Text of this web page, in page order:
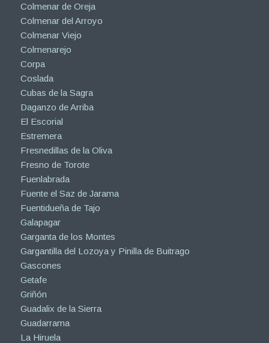
Colmenar de Oreja
Colmenar del Arroyo
Colmenar Viejo
Colmenarejo
Corpa
Coslada
Cubas de la Sagra
Daganzo de Arriba
El Escorial
Estremera
Fresnedillas de la Oliva
Fresno de Torote
Fuenlabrada
Fuente el Saz de Jarama
Fuentidueña de Tajo
Galapagar
Garganta de los Montes
Gargantilla del Lozoya y Pinilla de Buitrago
Gascones
Getafe
Griñón
Guadalix de la Sierra
Guadarrama
La Hiruela